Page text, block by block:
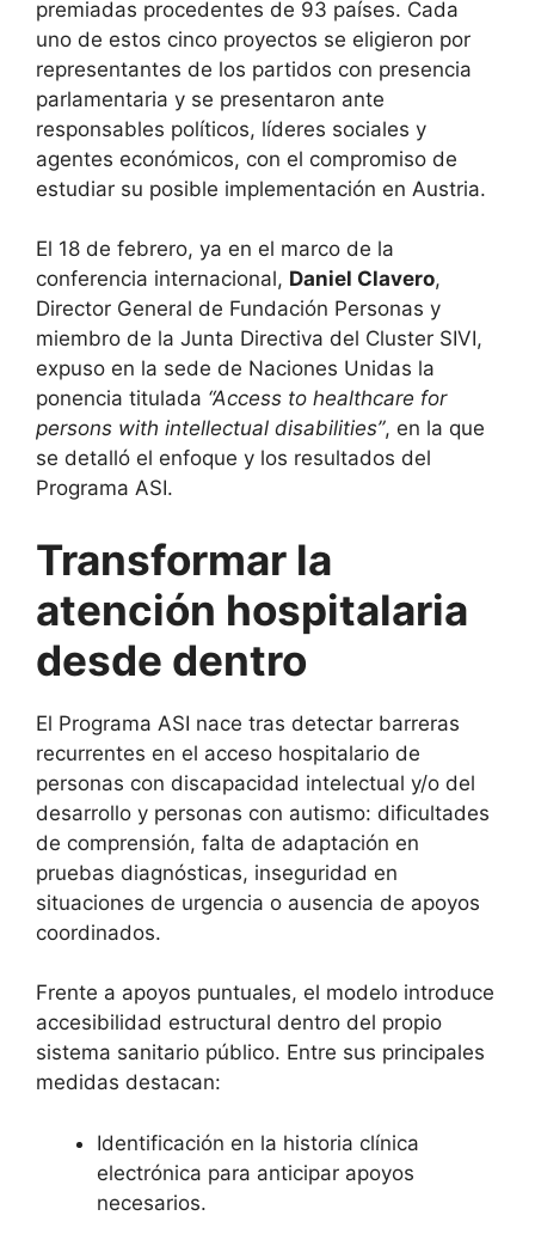
premiadas procedentes de 93 países. Cada
uno de estos cinco proyectos se eligieron por
representantes de los partidos con presencia
parlamentaria y se presentaron ante
responsables políticos, líderes sociales y
agentes económicos, con el compromiso de
estudiar su posible implementación en Austria.
El 18 de febrero, ya en el marco de la
conferencia internacional, Daniel Clavero,
Director General de Fundación Personas y
miembro de la Junta Directiva del Cluster SIVI,
expuso en la sede de Naciones Unidas la
ponencia titulada “Access to healthcare for
persons with intellectual disabilities”, en la que
se detalló el enfoque y los resultados del
Programa ASI.
Transformar la
atención hospitalaria
desde dentro
El Programa ASI nace tras detectar barreras
recurrentes en el acceso hospitalario de
personas con discapacidad intelectual y/o del
desarrollo y personas con autismo: dificultades
de comprensión, falta de adaptación en
pruebas diagnósticas, inseguridad en
situaciones de urgencia o ausencia de apoyos
coordinados.
Frente a apoyos puntuales, el modelo introduce
accesibilidad estructural dentro del propio
sistema sanitario público. Entre sus principales
medidas destacan:
Identificación en la historia clínica
electrónica para anticipar apoyos
necesarios.